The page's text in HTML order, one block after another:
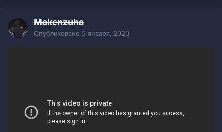
Makenzuha
Опубликовано 5 января, 2020